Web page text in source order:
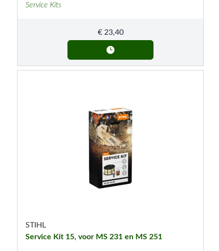
Service Kits
€23,40
STIHL
Service Kit 15, voor MS 231 en MS 251